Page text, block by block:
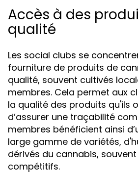
Accès à des
qualité
Les social clubs se
fourniture de produits de
qualité, souvent cultivés
membres. Cela permet aux
la qualité des produits qu'ils
d’assurer une traçabilité
membres bénéficient ainsi
large gamme de variétés,
dérivés du cannabis,
compétitifs.